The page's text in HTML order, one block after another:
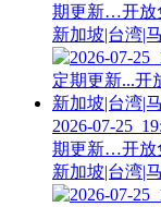
期更新…开放
新加坡|台湾|
2026-07-
期更新…开放
新加坡|台湾|